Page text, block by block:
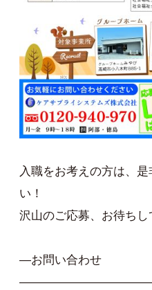
入職をお考えの方は、
い！
沢山のご応募、お待ちし
—お問い合わせ